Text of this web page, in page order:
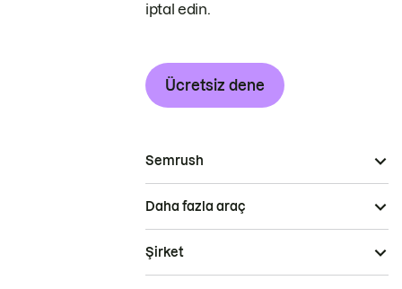
iptal edin.
Ücretsiz dene
Semrush
Daha fazla araç
Şirket